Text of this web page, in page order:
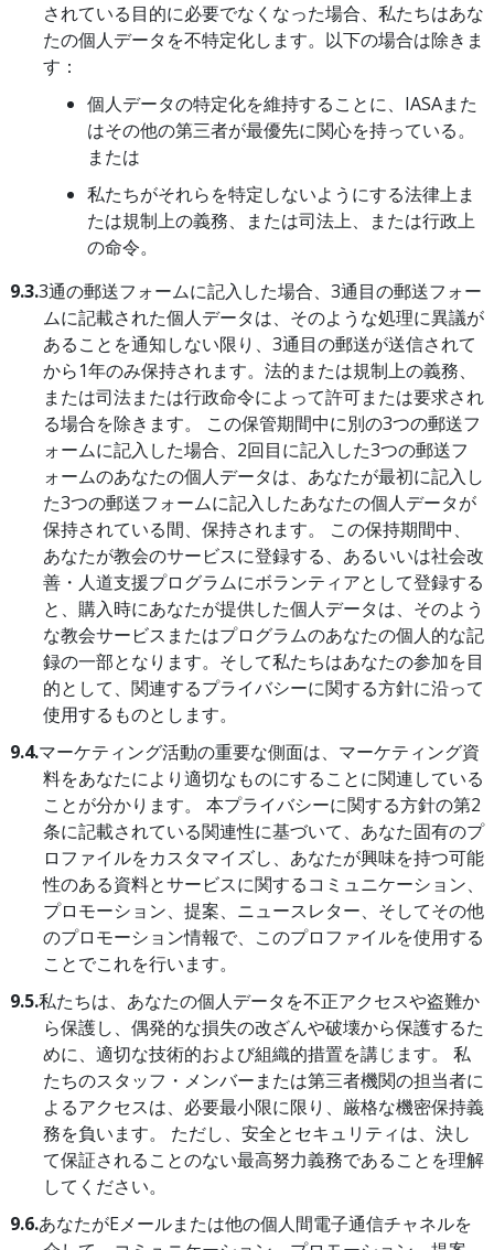
されている目的に必要でなくなった場合、私たちはあな
たの個人データを不特定化します。以下の場合は除きま
す：
個人データの特定化を維持することに、IASAまた
はその他の第三者が最優先に関心を持っている。
または
私たちがそれらを特定しないようにする法律上ま
たは規制上の義務、または司法上、または行政上
の命令。
9.3.3通の郵送フォームに記入した場合、3通目の郵送フォー
ムに記載された個人データは、そのような処理に異議が
あることを通知しない限り、3通目の郵送が送信されて
から1年のみ保持されます。法的または規制上の義務、
または司法または行政命令によって許可または要求され
る場合を除きます。 この保管期間中に別の3つの郵送フ
ォームに記入した場合、2回目に記入した3つの郵送フ
ォームのあなたの個人データは、あなたが最初に記入し
た3つの郵送フォームに記入したあなたの個人データが
保持されている間、保持されます。 この保持期間中、
あなたが教会のサービスに登録する、あるいいは社会改
善・人道支援プログラムにボランティアとして登録する
と、購入時にあなたが提供した個人データは、そのよう
な教会サービスまたはプログラムのあなたの個人的な記
録の一部となります。そして私たちはあなたの参加を目
的として、関連するプライバシーに関する方針に沿って
使用するものとします。
9.4.マーケティング活動の重要な側面は、マーケティング資
料をあなたにより適切なものにすることに関連している
ことが分かります。 本プライバシーに関する方針の第2
条に記載されている関連性に基づいて、あなた固有のプ
ロファイルをカスタマイズし、あなたが興味を持つ可能
性のある資料とサービスに関するコミュニケーション、
プロモーション、提案、ニュースレター、そしてその他
のプロモーション情報で、このプロファイルを使用する
ことでこれを行います。
9.5.私たちは、あなたの個人データを不正アクセスや盗難か
ら保護し、偶発的な損失の改ざんや破壊から保護するた
めに、適切な技術的および組織的措置を講じます。 私
たちのスタッフ・メンバーまたは第三者機関の担当者に
よるアクセスは、必要最小限に限り、厳格な機密保持義
務を負います。 ただし、安全とセキュリティは、決し
て保証されることのない最高努力義務であることを理解
してください。
9.6.あなたがEメールまたは他の個人間電子通信チャネルを